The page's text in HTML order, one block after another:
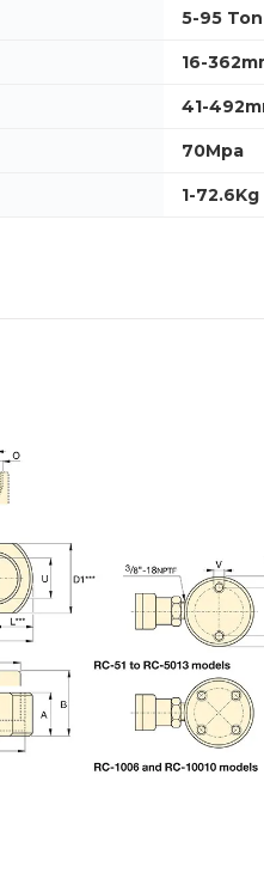
5-95 Ton
16-
41-
70Mpa
1-72.6Kg